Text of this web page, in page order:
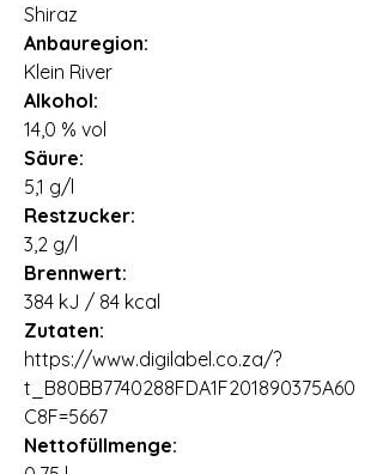
Shiraz
Anbauregion:
Klein River
Alkohol:
14,0 % vol
Säure:
5,1 g/l
Restzucker:
3,2 g/l
Brennwert:
384 kJ / 84 kcal
Zutaten:
https://www.digilabel.co.za/?
t_B80BB7740288FDA1F201890375A60
C8F=5667
Nettofüllmenge: